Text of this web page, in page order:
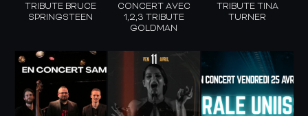
TRIBUTE BRUCE
SPRINGSTEEN
CONCERT AVEC
1,2,3 TRIBUTE
GOLDMAN
TRIBUTE TINA
TURNER